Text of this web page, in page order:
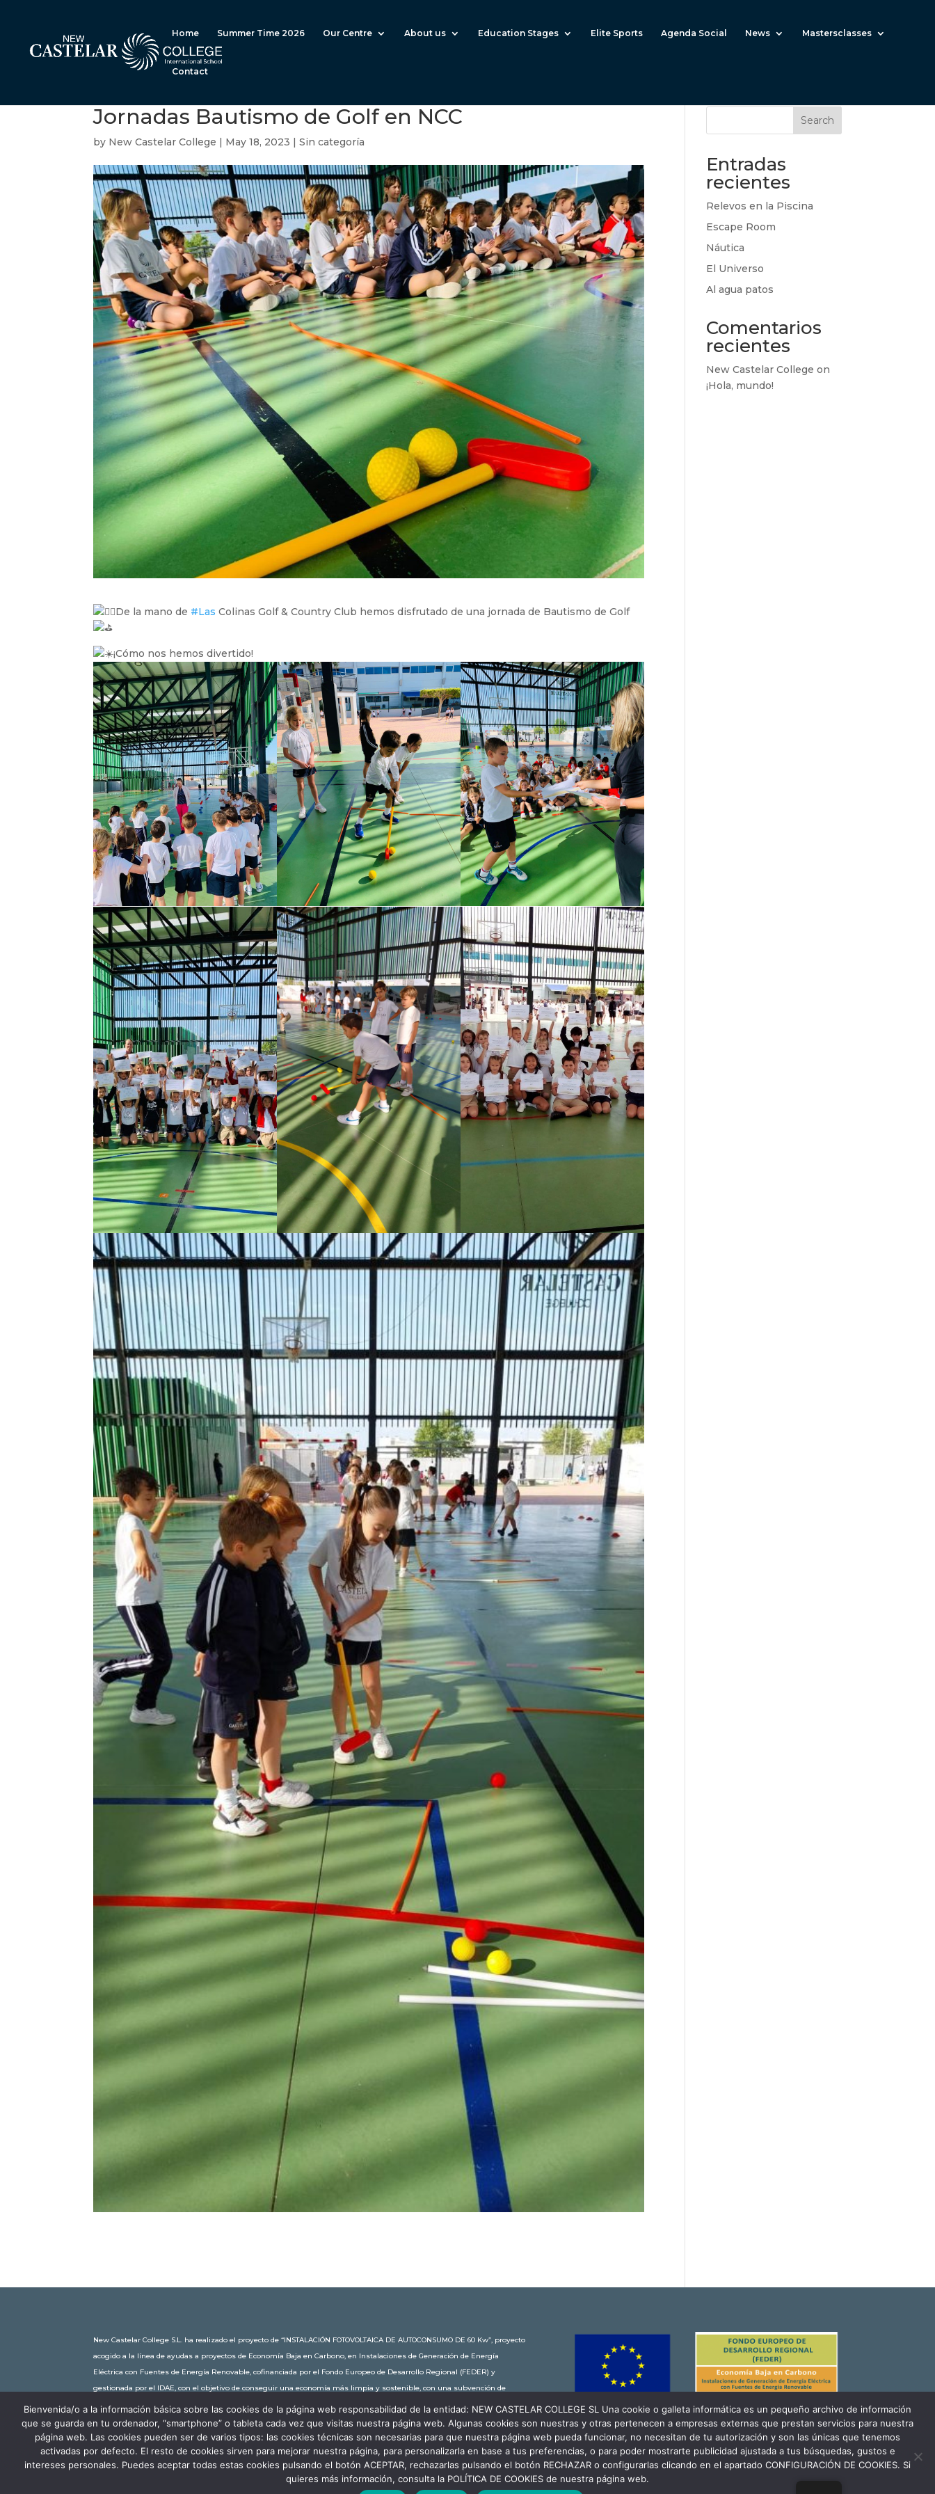
Home Summer Time 2026 Our Centre About us Education Stages Elite Sports Agenda Social News Mastersclasses
Contact
Jornadas Bautismo de Golf en NCC
by New Castelar College | May 18, 2023 |Sin categoría
De la mano de #Las Colinas Golf & Country Club hemos disfrutado de una jornada de Bautismo de Golf
¡Cómo nos hemos divertido!
Search
Entradas
recientes
Relevos en la Piscina
Escape Room
Náutica
El Universo
Al agua patos
Comentarios
recientes
New Castelar College on
¡Hola, mundo!
New Castelar College S.L. ha realizado el proyecto de “INSTALACIÓN FOTOVOLTAICA DE AUTOCONSUMO DE 60 Kw”, proyecto
acogido a la línea de ayudas a proyectos de Economía Baja en Carbono, en Instalaciones de Generación de Energía
Eléctrica con Fuentes de Energía Renovable, cofinanciada por el Fondo Europeo de Desarrollo Regional (FEDER) y
gestionada por el IDAE, con el objetivo de conseguir una economía más limpia y sostenible, con una subvención de
30.245,63€. Con una potencia instalada de 60kW, la comunidad educativa de New Castelar ahorra al planeta 34,79
toneladas de CO2 al año, lo que equivale a recorrer 116.677 km en coche o plantar 116 árboles al año.
Política de Cookies Canal Denuncia
Bienvenida/o a la información básica sobre las cookies de la página web responsabilidad de la entidad: NEW CASTELAR COLLEGE SL Una cookie o galleta informática es un pequeño archivo de información
que se guarda en tu ordenador, “smartphone” o tableta cada vez que visitas nuestra página web. Algunas cookies son nuestras y otras pertenecen a empresas externas que prestan servicios para nuestra
página web. Las cookies pueden ser de varios tipos: las cookies técnicas son necesarias para que nuestra página web pueda funcionar, no necesitan de tu autorización y son las únicas que tenemos
activadas por defecto. El resto de cookies sirven para mejorar nuestra página, para personalizarla en base a tus preferencias, o para poder mostrarte publicidad ajustada a tus búsquedas, gustos e
intereses personales. Puedes aceptar todas estas cookies pulsando el botón ACEPTAR, rechazarlas pulsando el botón RECHAZAR o configurarlas clicando en el apartado CONFIGURACIÓN DE COOKIES. Si
quieres más información, consulta la POLÍTICA DE COOKIES de nuestra página web.